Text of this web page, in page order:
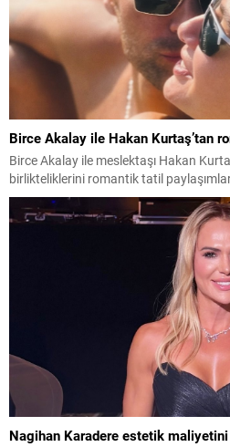
Birce Akalay ile Hakan Kurtaş’tan
Birce Akalay ile meslektaşı Hakan
birlikteliklerini romantik tatil
Nagihan Karadere estetik maliyetini